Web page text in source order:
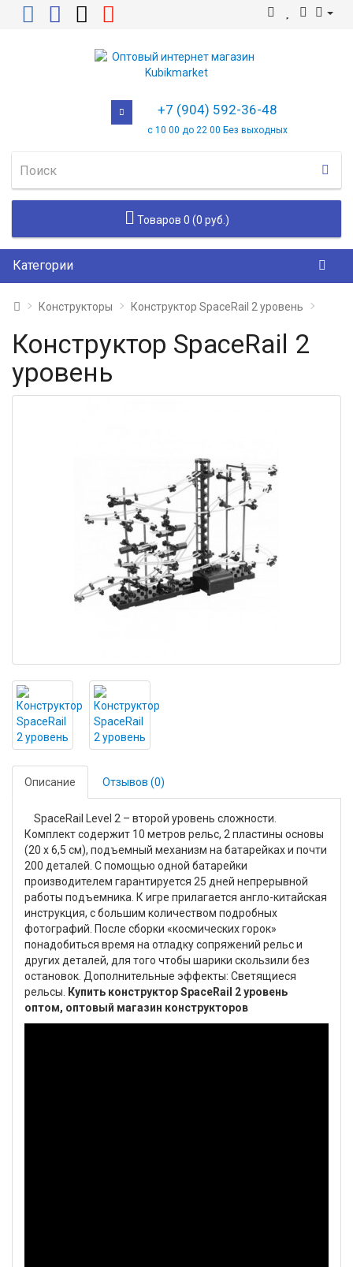
+7 (904) 592-36-48
с 10 00 до 22 00 Без выходных
Товаров 0 (0 руб.)
Категории
Конструкторы Конструктор SpaceRail 2 уровень
Конструктор SpaceRail 2
уровень
Описание Отзывов (0)
SpaceRail Level 2 – второй уровень сложности.
Комплект содержит 10 метров рельс, 2 пластины основы
(20 х 6,5 см), подъемный механизм на батарейках и почти
200 деталей. С помощью одной батарейки
производителем гарантируется 25 дней непрерывной
работы подъемника. К игре прилагается англо-китайская
инструкция, с большим количеством подробных
фотографий. После сборки «космических горок»
понадобиться время на отладку сопряжений рельс и
других деталей, для того чтобы шарики скользили без
остановок. Дополнительные эффекты: Светящиеся
рельсы.
Купить конструктор SpaceRail 2 уровень
оптом, оптовый магазин конструкторов